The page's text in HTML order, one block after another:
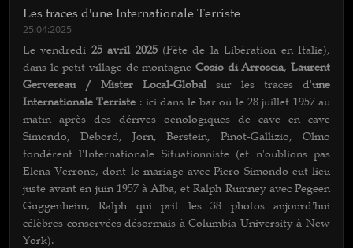
Les traces d'une Internationale Terriste
25:04:2025
Le vendredi 25 avril 2025(Fête de la Libération en Italie),
dans le petit village de montagne Cosio di Arroscia,Laurent
Gervereau / Mister Local-Globalsur les traces d'une
Internationale Terriste : ici dans le bar où le 28 juillet 1957 au
matin après des dérives oenologiques de cave en cave
Simondo, Debord, Jorn, Berstein, Pinot-Gallizio, Olmo
fondèrent l'Internationale Situationniste (et n'oublions pas
Elena Verrone, dont le mariage avec Piero Simondo eut lieu
juste avant en juin 1957 à Alba, et Ralph Rumney avec Pegeen
Guggenheim, Ralph qui prit les 38 photos aujourd'hui
célèbres conservées désormais à Columbia University à New
York).